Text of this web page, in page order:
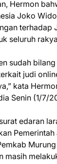
Hermon
Joko
terhadap
seluruh
sudah
judi
kata
Senin (1/7/
edaran
masih